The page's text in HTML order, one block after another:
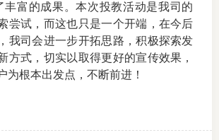
丰富的成果。本次投教活动是我司的
尝试，而这也只是一个开端，在今后
我司会进一步开拓思路，积极探索发
方式，切实以取得更好的宣传效果，
为根本出发点，不断前进！